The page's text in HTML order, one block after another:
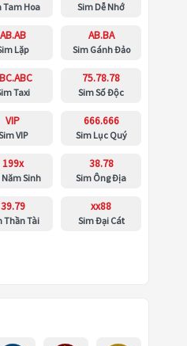
Tam Hoa Sim Dễ Nhớ
AB.AB
Lặp
AB.BA
Sim Gánh Đảo
Taxi
75.78.78
Sim Số Độc
VIP
VIP
666.666
Sim Lục Quý
199x
Năm Sinh
38.78
Sim Ông Địa
39.79
Thần Tài
xx88
Sim Đại Cát